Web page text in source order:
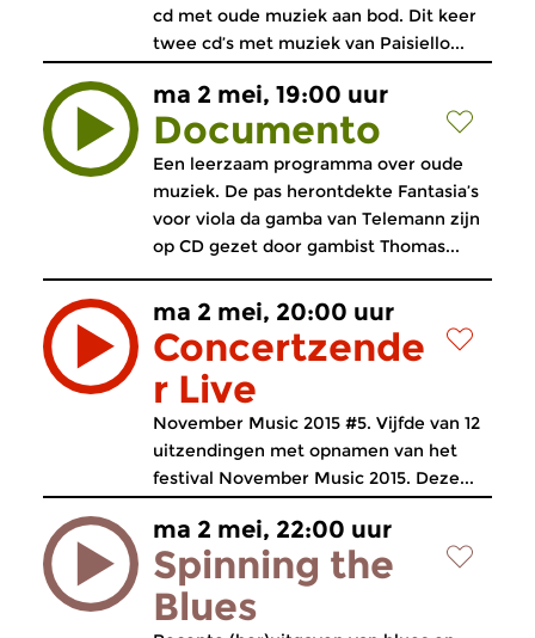
cd met oude muziek aan bod. Dit keer
twee cd’s met muziek van Paisiello...
ma 2 mei, 19:00 uur
Documento
Een leerzaam programma over oude
muziek. De pas herontdekte Fantasia’s
voor viola da gamba van Telemann zijn
op CD gezet door gambist Thomas...
ma 2 mei, 20:00 uur
Concertzende
r Live
November Music 2015 #5. Vijfde van 12
uitzendingen met opnamen van het
festival November Music 2015. Deze...
ma 2 mei, 22:00 uur
Spinning the
Blues